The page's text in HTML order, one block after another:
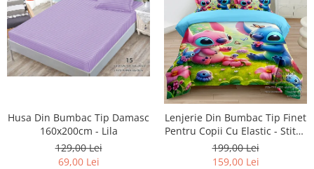
Husa Din Bumbac Tip Damasc
160x200cm - Lila
129,00 Lei
69,00 Lei
Lenjerie Din Bumbac Tip Finet
Pentru Copii Cu Elastic - Stitch
Si Angel Pe Camp De Flori
199,00 Lei
159,00 Lei